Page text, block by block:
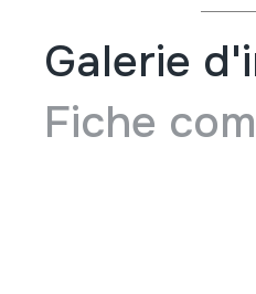
Galerie
Fiche